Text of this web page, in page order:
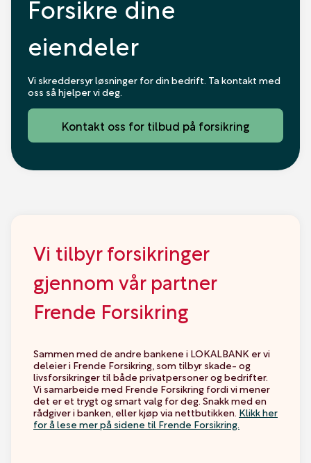
eiendeler
Vi skreddersyr løsninger for din bedrift. Ta kontakt med
oss så hjelper vi deg.
Kontakt oss for tilbud på forsikring
Vi tilbyr forsikringer
gjennom vår partner
Frende Forsikring
Sammen med de andre bankene i LOKALBANK er vi
deleier i Frende Forsikring, som tilbyr skade- og
livsforsikringer til både privatpersoner og bedrifter.
Vi samarbeide med Frende Forsikring fordi vi mener
det er et trygt og smart valg for deg. Snakk med en
rådgiver i banken, eller kjøp via nettbutikken. Klikk her
for å lese mer på sidene til Frende Forsikring.